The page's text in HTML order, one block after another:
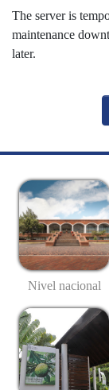
The server is
maintenance
later.
Nivel nacional